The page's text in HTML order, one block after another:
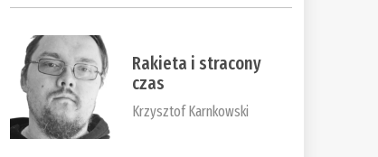
Rakieta i stracony
czas
Krzysztof Karnkowski